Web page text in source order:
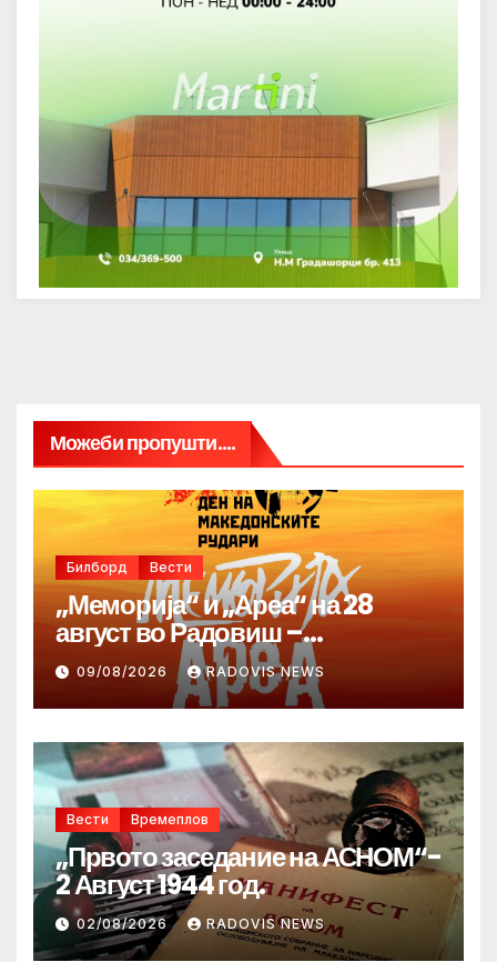
Можеби пропушти....
Билборд Вести
„Меморија“ и „Ареа“ на 28
август во Радовиш –
продолжува традицијата за
Денот на македонските рудари
09/08/2026 RADOVIS NEWS
Вести Времеплов
„Првото заседание на АСНОМ“-
2 Август 1944 год.
02/08/2026 RADOVIS NEWS